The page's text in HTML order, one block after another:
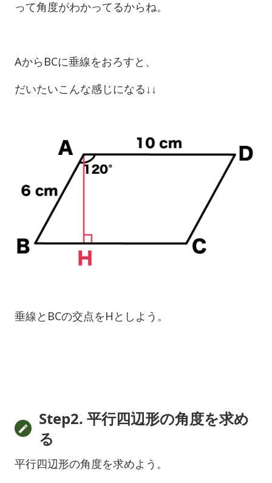
って角度がわかってるからね。
AからBCに垂線をおろすと、
だいたいこんな感じになる↓↓
垂線とBCの交点をHとしよう。
Step2. 平行四辺形の角度を求め
る
平行四辺形の角度を求めよう。